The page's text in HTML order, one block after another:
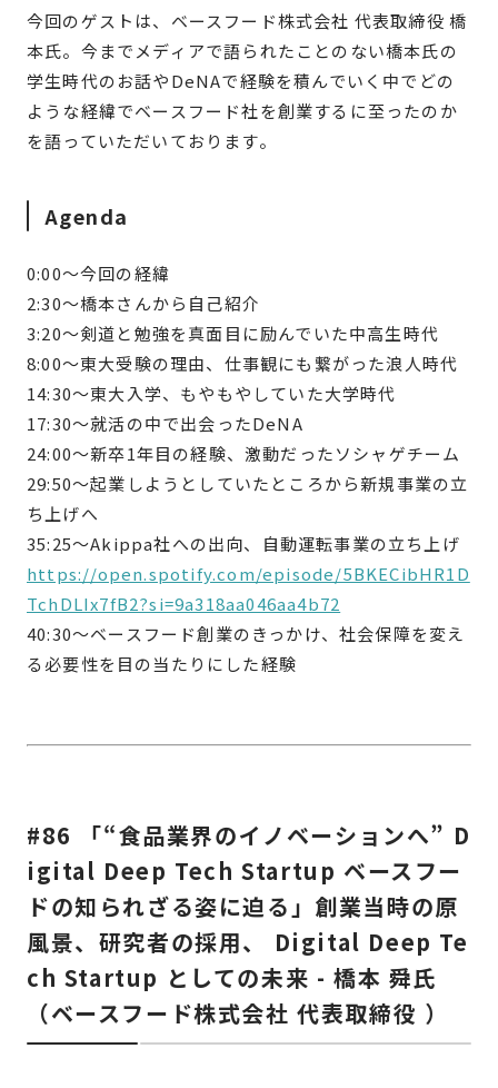
今回のゲストは、ベースフード株式会社 代表取締役 橋
本氏。今までメディアで語られたことのない橋本氏の
学生時代のお話やDeNAで経験を積んでいく中でどの
ような経緯でベースフード社を創業するに至ったのか
を語っていただいております。
Agenda
0:00〜今回の経緯
2:30〜橋本さんから自己紹介
3:20〜剣道と勉強を真面目に励んでいた中高生時代
8:00〜東大受験の理由、仕事観にも繋がった浪人時代
14:30〜東大入学、もやもやしていた大学時代
17:30〜就活の中で出会ったDeNA
24:00〜新卒1年目の経験、激動だったソシャゲチーム
29:50〜起業しようとしていたところから新規事業の立
ち上げへ
35:25〜Akippa社への出向、自動運転事業の立ち上げ
https://open.spotify.com/episode/5BKECibHR1D
TchDLIx7fB2?si=9a318aa046aa4b72
40:30〜ベースフード創業のきっかけ、社会保障を変え
る必要性を目の当たりにした経験
#86 「“食品業界のイノベーションへ” D
igital Deep Tech Startup ベースフー
ドの知られざる姿に迫る」創業当時の原
風景、研究者の採用、 Digital Deep Te
ch Startup としての未来 - 橋本 舜氏
（ベースフード株式会社 代表取締役 ）